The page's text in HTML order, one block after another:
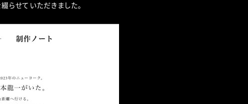
らせていただきました。